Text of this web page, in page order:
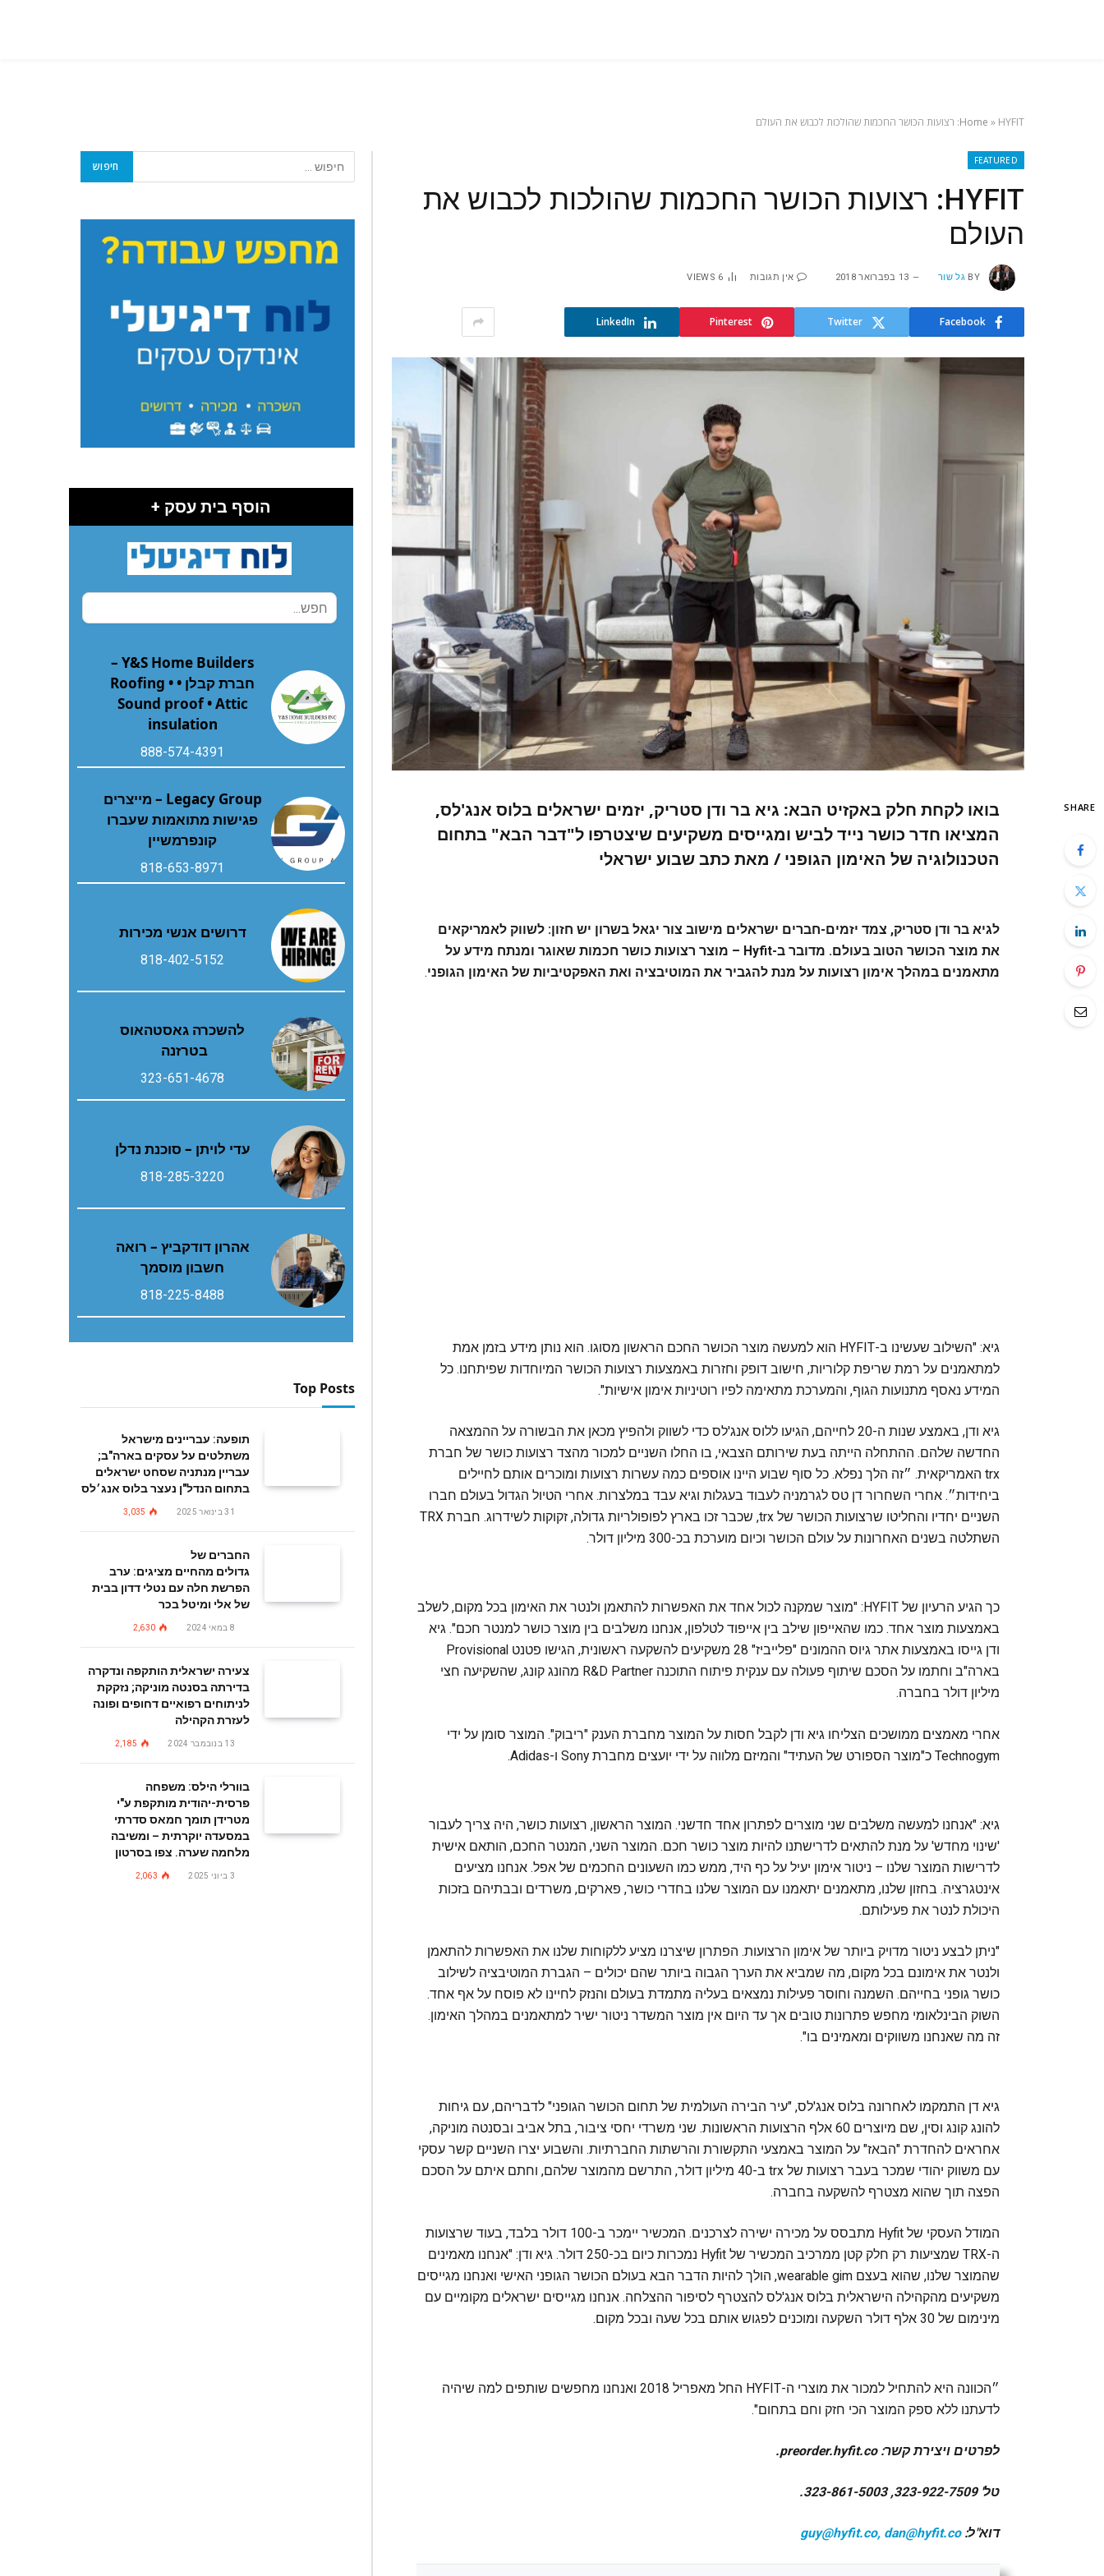
Home » HYFIT: רצועות הכושר החכמות שהולכות לכבוש את העולם
FEATURED
HYFIT: רצועות הכושר החכמות שהולכות לכבוש את
העולם
BY גל שור 13 בפברואר 2018 אין תגובות 6
VIEWS
Facebook
Twitter
Pinterest
LinkedIn
SHARE
בואו לקחת חלק באקזיט הבא: גיא בר ודן סטריק, יזמים ישראלים בלוס אנג'לס,
המציאו חדר כושר נייד לביש ומגייסים משקיעים שיצטרפו ל"דבר הבא" בתחום
הטכנולוגיה של האימון הגופני / מאת כתב שבוע ישראלי
לגיא בר ודן סטריק, צמד יזמים-חברים ישראלים מישוב צור יגאל בשרון יש חזון: לשווק לאמריקאים
את מוצר הכושר הטוב בעולם. מדובר ב-Hyfit – מוצר רצועות כושר חכמות שאוגר ומנתח מידע על
מתאמנים במהלך אימון רצועות על מנת להגביר את המוטיבציה ואת האפקטיביות של האימון הגופני.
גיא: "השילוב שעשינו ב-HYFIT הוא למעשה מוצר הכושר החכם הראשון מסוגו. הוא נותן מידע בזמן אמת
למתאמנים על רמת שריפת קלוריות, חישוב דופק וחזרות באמצעות רצועות הכושר המיוחדות שפיתחנו. כל
המידע נאסף מתנועות הגוף, והמערכת מתאימה לפיו רוטיניות אימון אישיות".
גיא ודן, באמצע שנות ה-20 לחייהם, הגיעו ללוס אנג'לס כדי לשווק ולהפיץ מכאן את הבשורה על ההמצאה
החדשה שלהם. ההתחלה הייתה בעת שירותם הצבאי, בו החלו השניים למכור מהצד רצועות כושר של חברת
trx האמריקאית. ״זה הלך נפלא. כל סוף שבוע היינו אוספים כמה עשרות רצועות ומוכרים אותם לחיילים
ביחידות״. אחרי השחרור דן טס לגרמניה לעבוד בעגלות וגיא עבד במלצרות. אחרי הטיול הגדול בעולם חברו
השניים יחדיו והחליטו שרצועות הכושר של trx, שכבר זכו בארץ לפופולריות גדולה, זקוקות לשידרוג. חברת TRX
השתלטה בשנים האחרונות על עולם הכושר וכיום מוערכת בכ-300 מיליון דולר.
כך הגיע הרעיון של HYFIT: "מוצר שמקנה לכול אחד את האפשרות להתאמן ולנטר את האימון בכל מקום, לשלב
באמצעות מוצר אחד. כמו שהאייפון שילב בין אייפוד לטלפון, אנחנו משלבים בין מוצר כושר למנטר חכם".‬ גיא
ודן גייסו באמצעות אתר גיוס ההמונים "פלייביז" 28 משקיעים להשקעה ראשונית, הגישו פטנט Provisional
בארה"ב וחתמו על הסכם שיתוף פעולה עם ענקית פיתוח התוכנה R&D Partner מהונג קונג, שהשקיעה חצי
מיליון דולר בחברה.
אחרי מאמצים ממושכים הצליחו גיא ודן לקבל חסות על המוצר מחברת הענק "ריבוק". המוצר סומן על ידי
Technogym כ"מוצר הספורט של העתיד" והמיזם מלווה על ידי יועצים מחברת Sony ו-Adidas.
גיא: "אנחנו למעשה משלבים שני מוצרים לפתרון אחד חדשני. המוצר הראשון, רצועות כושר, היה צריך לעבור
'שינוי מחדש' על מנת להתאים לדרישתנו להיות מוצר כושר חכם. המוצר השני, המנטר החכם, הותאם אישית
לדרישות המוצר שלנו – ניטור אימון יעיל על כף היד, ממש כמו השעונים החכמים של אפל. אנחנו מציעים
אינטגרציה. בחזון שלנו, מתאמנים יתאמנו עם המוצר שלנו בחדרי כושר, פארקים, משרדים ובבתיהם בזכות
היכולת לנטר את פעילותם.‬
"ניתן לבצע ניטור מדויק ביותר של אימון הרצועות. הפתרון שיצרנו מציע ללקוחות שלנו את האפשרות להתאמן
ולנטר את אימונם בכל מקום, מה שמביא את הערך הגבוה ביותר שהם יכולים – הגברת המוטיבציה לשילוב
כושר גופני בחייהם. השמנה וחוסר פעילות נמצאים בעליה מתמדת בעולם והנזק לחיינו לא פוסח על אף אחד.
השוק הבינלאומי מחפש פתרונות טובים אך עד היום אין מוצר המשדר ניטור ישיר למתאמנים במהלך האימון.
זה מה שאנחנו משווקים ומאמינים בו".
גיא דן התמקמו לאחרונה בלוס אנג'לס, "עיר הבירה העולמית של תחום הכושר הגופני" לדבריהם, עם גיחות
להונג קונג וסין, שם מיוצרים 60 אלף הרצועות הראשונות. שני משרדי יחסי ציבור, בתל אביב ובסנטה מוניקה,
אחראים להחדרת "הבאז" על המוצר באמצעי התקשורת והרשתות החברתיות. והשבוע יצרו השניים קשר עסקי
עם משווק יהודי שמכר בעבר רצועות של trx ב-40 מיליון דולר, התרשם מהמוצר שלהם, וחתם איתם על הסכם
הפצה תוך שהוא מצטרף להשקעה בחברה.
המודל העסקי של Hyfit מתבסס על מכירה ישירה לצרכנים. המכשיר יימכר ב-100 דולר בלבד, בעוד שרצועות
ה-TRX שמציעות רק חלק קטן ממרכיב המכשיר של Hyfit נמכרות כיום בכ-250 דולר. גיא ודן: "אנחנו מאמינים
שהמוצר שלנו, שהוא בעצם wearable gim, הולך להיות הדבר הבא בעולם הכושר הגופני האישי ואנחנו מגייסים
משקיעים מהקהילה הישראלית בלוס אנג'לס להצטרף לסיפור ההצלחה. אנחנו מגייסים ישראלים מקומיים עם
מינימום של 30 אלף דולר השקעה ומוכנים לפגוש אותם בכל שעה ובכל מקום.
״הכוונה היא להתחיל למכור את מוצרי ה-HYFIT החל מאפריל 2018 ואנחנו מחפשים שותפים למה שיהיה
לדעתנו ללא ספק המוצר הכי חזק וחם בתחום".
לפרטים ויצירת קשר: preorder.hyfit.co.
טל' 323-922-7509, 323-861-5003.
דוא"ל: guy@hyfit.co, dan@hyfit.co
הוסף בית עסק +
Y&S Home Builders –
חברת קבלן • Roofing •
Sound proof • Attic
insulation
888-574-4391
Legacy Group – מייצרים
פגישות מתואמות שעברו
קונפרמשיין
818-653-8971
דרושים אנשי מכירות
818-402-5152
להשכרה גאסטהאוס
בטרזנה
323-651-4678
עדי לויתן – סוכנת נדלן
818-285-3220
אהרון דודקביץ – רואה
חשבון מוסמך
818-225-8488
Top Posts
תופעה: עבריינים מישראל
משתלטים על עסקים בארה"ב;
עבריין מנתניה שסחט ישראלים
בתחום הנדל"ן נעצר בלוס אנג׳לס
31 בינואר 2025 3,035
החברים של
גדולים מהחיים מציגים: ערב
הפרשת חלה עם נטלי דדון בבית
של אלי ומיטל בכר
8 במאי 2024 2,630
צעירה ישראלית הותקפה ונדקרה
בדירתה בסנטה מוניקה; נזקקת
לניתוחים רפואיים דחופים ופונה
לעזרת הקהילה
13 בנובמבר 2024 2,185
בוורלי הילס: משפחה
פרסית-יהודית מותקפת ע"י
מטרידן תומך חמאס סדרתי
במסעדה יוקרתית – ומשיבה
מלחמה שערה. צפו בסרטון
3 ביוני 2025 2,063